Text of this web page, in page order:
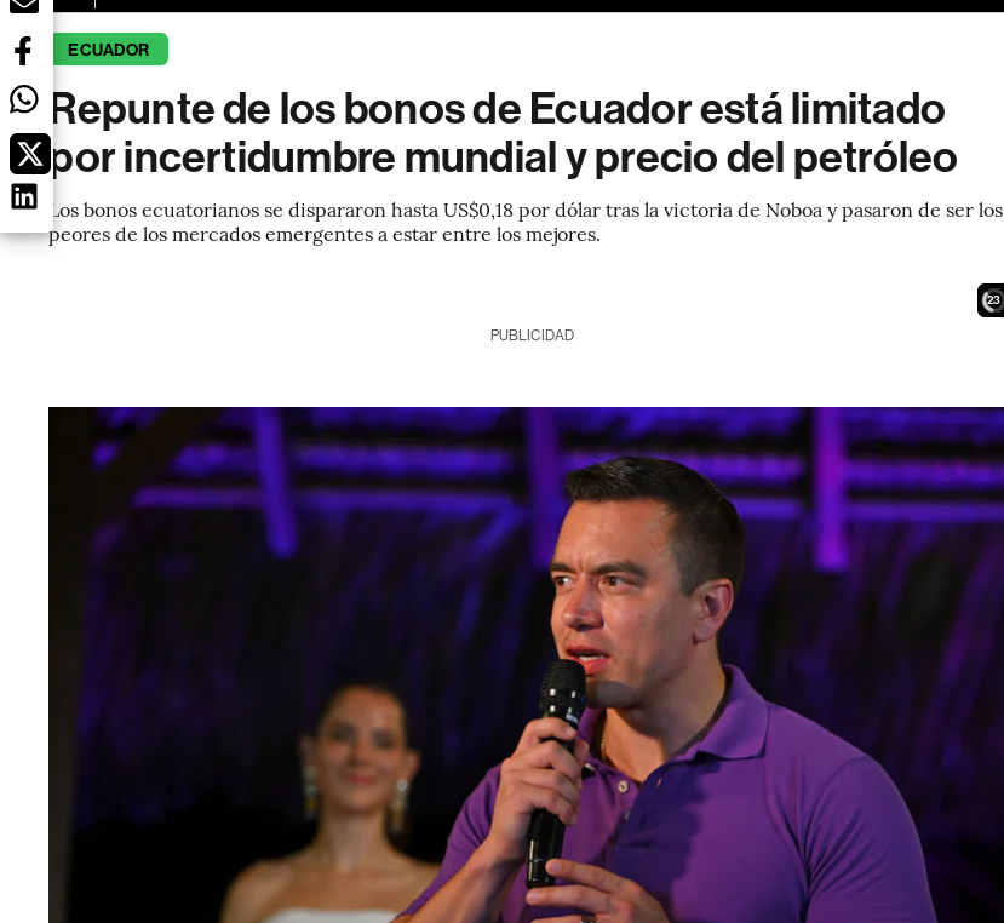
ECUADOR
Repunte de los bonos de Ecuador está limitado
por incertidumbre mundial y precio del petróleo
Los bonos ecuatorianos se dispararon hasta US$0,18 por dólar tras la victoria de Noboa y pasaron de ser los
peores de los mercados emergentes a estar entre los mejores.
21
PUBLICIDAD